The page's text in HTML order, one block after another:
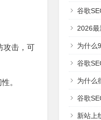
攻击，可
。
谷歌
2026最
为什么
谷歌
为什么
谷歌
新站上